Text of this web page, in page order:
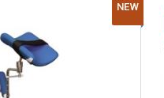
NEW